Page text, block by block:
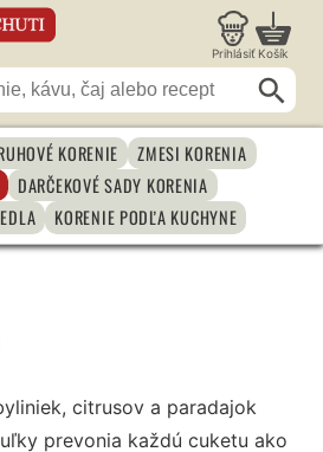
Prihlásiť Košík
KORENIE
ZMESI KORENIA
DARČEKOVÉ SADY KORENIA
KORENIE PODĽA KUCHYNE
citrusov a paradajok
prevonia každú cuketu ako